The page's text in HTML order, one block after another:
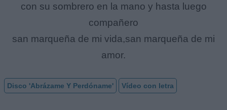
con su sombrero en la mano y hasta luego
compañero
san marqueña de mi vida,san marqueña de mi
amor.
Disco 'Abrázame Y Perdóname' Vídeo con letra